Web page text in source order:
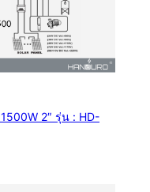
2″ รุ่น : HD-